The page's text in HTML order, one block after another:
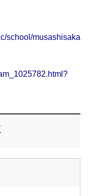
school/